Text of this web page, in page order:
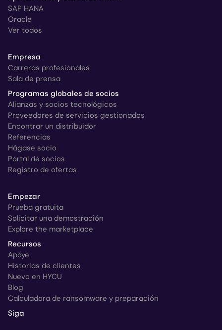
SAP HANA
Oracle
Ver todos
Empresa
Carreras profesionales
Sala de prensa
Programas globales de socios
Alianzas y socios tecnológicos
Proveedores de servicios gestionados
Encontrar un distribuidor
Referencias
Hágase socio
Portal de socios
Registro de ofertas
Empezar
Prueba gratuita
Solicitar una demostración
Explore the marketplace
Recursos
Apoye
Historias de clientes
Nuevo en HYCU
Blog
Calculadora de ransomware y preparación
Siga